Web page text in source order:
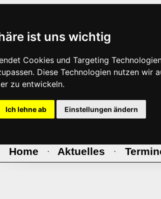
ist uns wichtig
Cookies und Targeting
Diese Technologien nutzen wir
zu entwickeln.
Ich lehne ab Einstellungen ändern
Home · Aktuelles ·